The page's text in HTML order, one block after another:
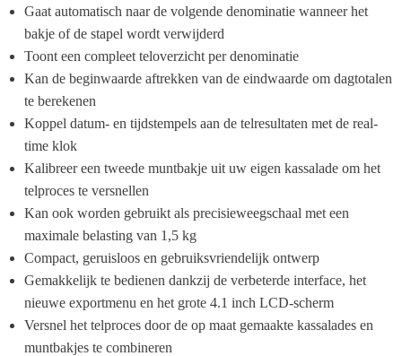
Gaat automatisch naar de volgende denominatie wanneer het
bakje of de stapel wordt verwijderd
Toont een compleet teloverzicht per denominatie
Kan de beginwaarde aftrekken van de eindwaarde om dagtotalen
te berekenen
Koppel datum- en tijdstempels aan de telresultaten met de real-
time klok
Kalibreer een tweede muntbakje uit uw eigen kassalade om het
telproces te versnellen
Kan ook worden gebruikt als precisieweegschaal met een
maximale belasting van 1,5 kg
Compact, geruisloos en gebruiksvriendelijk ontwerp
Gemakkelijk te bedienen dankzij de verbeterde interface, het
nieuwe exportmenu en het grote 4.1 inch LCD-scherm
Versnel het telproces door de op maat gemaakte kassalades en
muntbakjes te combineren